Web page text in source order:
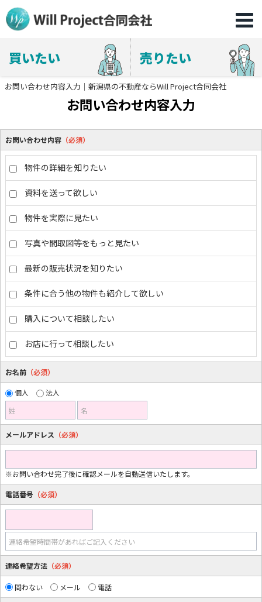
買いたい 売りたい
お問い合わせ内容入力｜新潟県の不動産ならWill Project合同会社
お問い合わせ内容入力
お問い合わせ内容 （必須）
物件の詳細を知りたい
資料を送って欲しい
物件を実際に見たい
写真や間取図等をもっと見たい
最新の販売状況を知りたい
条件に合う他の物件も紹介して欲しい
購入について相談したい
お店に行って相談したい
お名前 （必須）
個人
法人
姓
名
メールアドレス （必須）
※お問い合わせ完了後に確認メールを自動送信いたします。
電話番号 （必須）
連絡希望時間帯があればご記入ください
連絡希望方法 （必須）
問わない メール 電話